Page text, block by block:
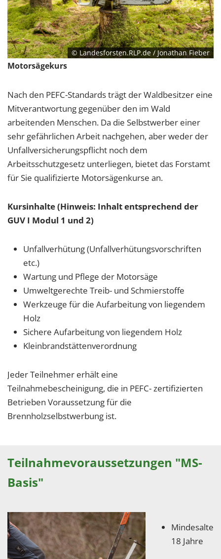
© Landesforsten.RLP.de / Jonathan Fieber
Motorsägekurs
Nach den PEFC-Standards trägt der Waldbesitzer eine
Mitverantwortung gegenüber den im Wald
arbeitenden Menschen. Da die Selbstwerber einer
sehr gefährlichen Arbeit nachgehen, aber weder der
Unfallversicherungspflicht noch dem
Arbeitsschutzgesetz unterliegen, bietet das Forstamt
für Sie qualifizierte Motorsägenkurse an.
Kursinhalte (Hinweis: Inhalt entsprechend der
GUV I Modul 1 und 2)
Unfallverhütung (Unfallverhütungsvorschriften
etc.)
Wartung und Pflege der Motorsäge
Umweltgerechte Treib- und Schmierstoffe
Werkzeuge für die Aufarbeitung von liegendem
Holz
Sichere Aufarbeitung von liegendem Holz
Kleinbrandstättenverordnung
Jeder Teilnehmer erhält eine
Teilnahmebescheinigung, die in PEFC- zertifizierten
Betrieben Voraussetzung für die
Brennholzselbstwerbung ist.
Teilnahmevoraussetzungen "MS-
Basis"
Mindesalter:
18 Jahre